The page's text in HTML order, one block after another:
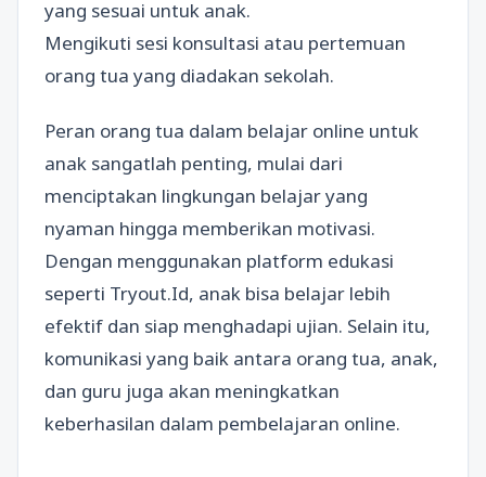
yang sesuai untuk anak.
Mengikuti sesi konsultasi atau pertemuan
orang tua yang diadakan sekolah.
Peran orang tua dalam belajar online untuk
anak sangatlah penting, mulai dari
menciptakan lingkungan belajar yang
nyaman hingga memberikan motivasi.
Dengan menggunakan platform edukasi
seperti Tryout.Id, anak bisa belajar lebih
efektif dan siap menghadapi ujian. Selain itu,
komunikasi yang baik antara orang tua, anak,
dan guru juga akan meningkatkan
keberhasilan dalam pembelajaran online.